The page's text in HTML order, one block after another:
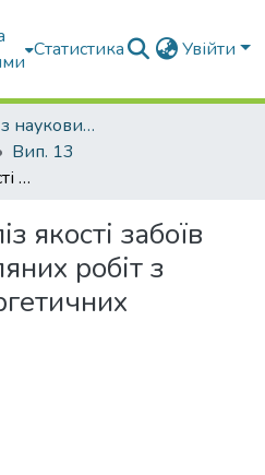
Статистика Увійти
Вибрані статті з наукових збірників КНУБА
Вип. 13
Системний аналіз якості забоїв машин для земляних робіт з допомогою енергетичних показників
якості забоїв
робіт з